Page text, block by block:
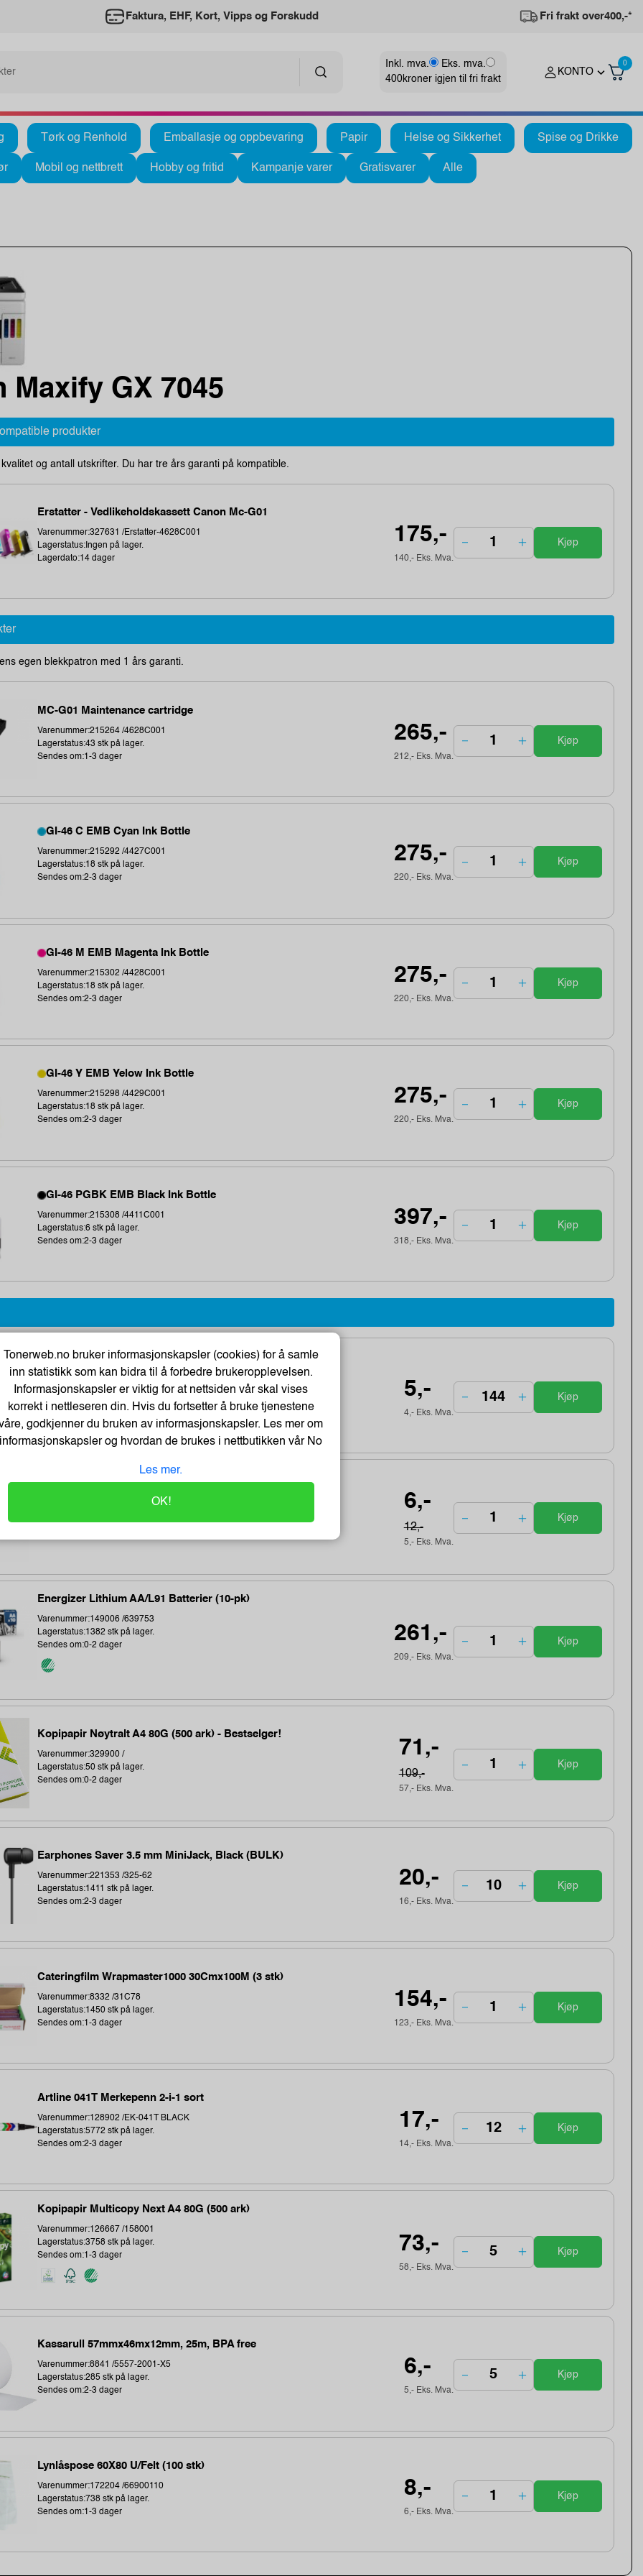
Faktura, EHF, Kort, Vipps og Forskudd Fri frakt over400,-*
Inkl. mva.
Eks. mva.
400kroner igjen til fri frakt
KONTO
0
Tørk og Renhold Emballasje og oppbevaring Papir Helse og Sikkerhet Spise og Drikke
Mobil og nettbrett Hobby og fritid Kampanje varer Gratisvarer Alle
Maxify GX 7045
produkter
og antall utskrifter. Du har tre års garanti på kompatible.
Erstatter - Vedlikeholdskassett Canon Mc-G01
Varenummer:327631 /Erstatter-4628C001
Lagerstatus:Ingen på lager.
Lagerdato:14 dager
175,-
140,- Eks. Mva.
Kjøp
egen blekkpatron med 1 års garanti.
MC-G01 Maintenance cartridge
Varenummer:215264 /4628C001
Lagerstatus:43 stk på lager.
Sendes om:1-3 dager
265,-
212,- Eks. Mva.
Kjøp
GI-46 C EMB Cyan Ink Bottle
Varenummer:215292 /4427C001
Lagerstatus:18 stk på lager.
Sendes om:2-3 dager
275,-
220,- Eks. Mva.
Kjøp
GI-46 M EMB Magenta Ink Bottle
Varenummer:215302 /4428C001
Lagerstatus:18 stk på lager.
Sendes om:2-3 dager
275,-
220,- Eks. Mva.
Kjøp
GI-46 Y EMB Yelow Ink Bottle
Varenummer:215298 /4429C001
Lagerstatus:18 stk på lager.
Sendes om:2-3 dager
275,-
220,- Eks. Mva.
Kjøp
GI-46 PGBK EMB Black Ink Bottle
Varenummer:215308 /4411C001
Lagerstatus:6 stk på lager.
Sendes om:2-3 dager
397,-
318,- Eks. Mva.
Kjøp
Tartan Klistrelapper 76x76 gul
Varenummer:225034 /7100296531
Lagerstatus:2568 stk på lager.
Sendes om:2-3 dager
5,-
4,- Eks. Mva.
Kjøp
Lagerstatus:2550 stk på lager.
6,-
12,-
5,- Eks. Mva.
Kjøp
Energizer Lithium AA/L91 Batterier (10-pk)
Varenummer:149006 /639753
Lagerstatus:1382 stk på lager.
Sendes om:0-2 dager
261,-
209,- Eks. Mva.
Kjøp
Kopipapir Nøytralt A4 80G (500 ark) - Bestselger!
Varenummer:329900 /
Lagerstatus:50 stk på lager.
Sendes om:0-2 dager
71,-
109,-
57,- Eks. Mva.
Kjøp
Earphones Saver 3.5 mm MiniJack, Black (BULK)
Varenummer:221353 /325-62
Lagerstatus:1411 stk på lager.
Sendes om:2-3 dager
20,-
16,- Eks. Mva.
Kjøp
Cateringfilm Wrapmaster1000 30Cmx100M (3 stk)
Varenummer:8332 /31C78
Lagerstatus:1450 stk på lager.
Sendes om:1-3 dager
154,-
123,- Eks. Mva.
Kjøp
Artline 041T Merkepenn 2-i-1 sort
Varenummer:128902 /EK-041T BLACK
Lagerstatus:5772 stk på lager.
Sendes om:2-3 dager
17,-
14,- Eks. Mva.
Kjøp
Kopipapir Multicopy Next A4 80G (500 ark)
Varenummer:126667 /158001
Lagerstatus:3758 stk på lager.
Sendes om:1-3 dager
73,-
58,- Eks. Mva.
Kjøp
Kassarull 57mmx46mx12mm, 25m, BPA free
Varenummer:8841 /5557-2001-X5
Lagerstatus:285 stk på lager.
Sendes om:2-3 dager
6,-
5,- Eks. Mva.
Kjøp
Lynlåspose 60X80 U/Felt (100 stk)
Varenummer:172204 /66900110
Lagerstatus:738 stk på lager.
Sendes om:1-3 dager
8,-
6,- Eks. Mva.
Kjøp
Tonerweb.no bruker informasjonskapsler (cookies) for å samle
inn statistikk som kan bidra til å forbedre brukeropplevelsen.
Informasjonskapsler er viktig for at nettsiden vår skal vises
korrekt i nettleseren din. Hvis du fortsetter å bruke tjenestene
godkjenner du bruken av informasjonskapsler. Les mer om
informasjonskapsler og hvordan de brukes i nettbutikken vårNo
Les mer.
OK!